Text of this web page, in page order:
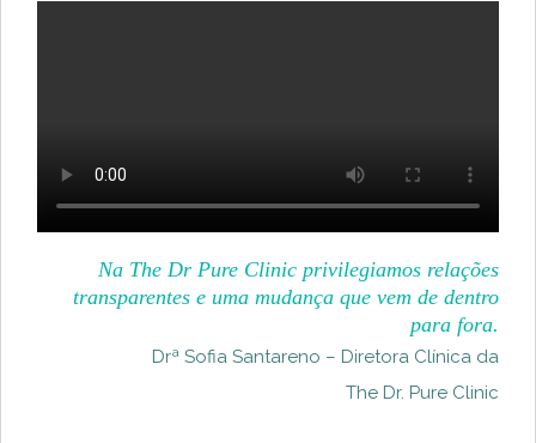
Na The Dr Pure Clinic privilegiamos relações
transparentes e uma mudança que vem de dentro
para fora.
Drª Sofia Santareno – Diretora Clínica da
The Dr. Pure Clinic